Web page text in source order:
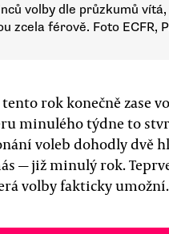
volby dle průzkumů
zcela férově. Foto ECFR,
rok konečně zase
minulého týdne to
voleb dohodly dvě
— již minulý rok.
volby fakticky umožní.